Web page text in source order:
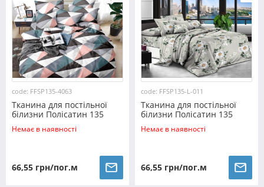
code: FFSP135-4063
Тканина для постільної
білизни Полісатин 135
SP135-4063 (60м)
Немає в наявності
66,55 грн/пог.м
code: FFSP135-L-011
Тканина для постільної
білизни Полісатин 135
SP135-L-011 (60м)
Немає в наявності
66,55 грн/пог.м